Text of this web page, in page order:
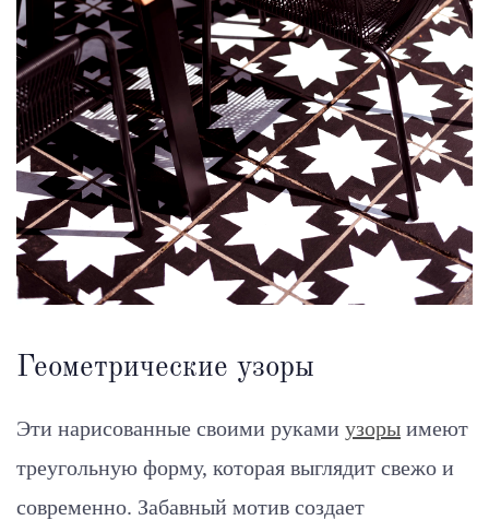
Геометрические узоры
Эти нарисованные своими руками узоры имеют
треугольную форму, которая выглядит свежо и
современно. Забавный мотив создает